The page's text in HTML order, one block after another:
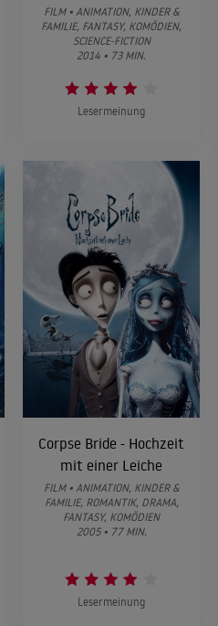
FILM • ANIMATION, KINDER &
FAMILIE, FANTASY, KOMÖDIEN,
SCIENCE-FICTION
2014 • 73 MIN.
Lesermeinung
Corpse Bride - Hochzeit
mit einer Leiche
FILM • ANIMATION, KINDER &
FAMILIE, ROMANTIK, DRAMA,
FANTASY, KOMÖDIEN
2005 • 77 MIN.
Lesermeinung